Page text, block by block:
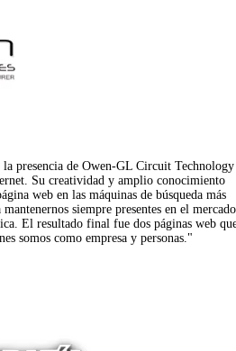
presencia de Owen-GL Circuit Technology
Su creatividad y amplio conocimiento
web en las máquinas de búsqueda más
siempre presentes en el mercado
El resultado final fue dos páginas web
somos como empresa y personas."